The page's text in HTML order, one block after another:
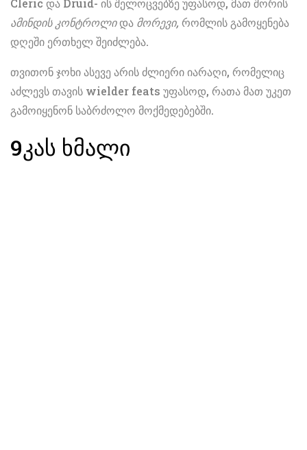
Cleric და Druid- ის შელოცვებზე უფასოდ, მათ შორის
ამინდის კონტროლიდა მორევი, რომლის გამოყენება
დღეში ერთხელ შეიძლება.
თვითონ ჯოხი ასევე არის ძლიერი იარაღი, რომელიც
აძლევს თავის wielder feats უფასოდ, რათა მათ უკეთ
გამოიყენონ საბრძოლო მოქმედებებში.
9კას ხმალი